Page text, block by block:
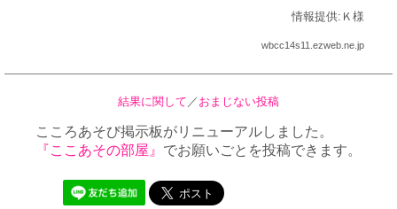
情報提供:Ｋ様
wbcc14s11.ezweb.ne.jp
結果に関して ／ おまじない投稿
こころあそび掲示板がリニューアルしました。
『ここあその部屋』 でお願いごとを投稿できます。